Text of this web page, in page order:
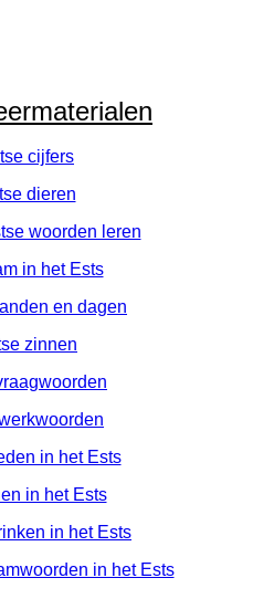
cijfers
dieren
woorden leren
in het Ests
en dagen
zinnen
in het Ests
in het Ests
in het Ests
in het Ests